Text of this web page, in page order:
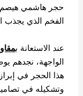
حجر هاشمي هيصم
الفخم الذي يجذب
عند الاستعانة ب
الواجهة، نجدهم
هذا الحجر في
وتشكيله في